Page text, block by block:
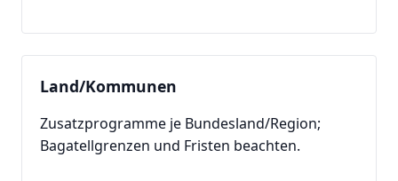
Land/Kommunen
Zusatzprogramme je Bundesland/Region;
Bagatellgrenzen und Fristen beachten.